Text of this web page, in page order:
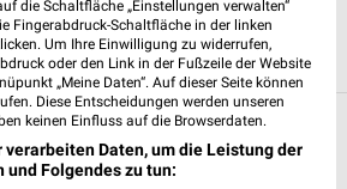
mit Angeboten in und
die Schaltfläche „Einstellungen verwalten“
Fingerabdruck-Schaltfläche in der linken
Um Ihre Einwilligung zu widerrufen,
oder den Link in der Fußzeile der Website
„Meine Daten“. Auf dieser Seite können
Diese Entscheidungen werden unseren
keinen Einfluss auf die Browserdaten.
verarbeiten Daten, um die Leistung der
und Folgendes zu tun: